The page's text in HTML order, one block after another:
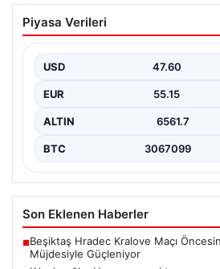
Kılıçdaroğlu: Hesap
vermekten çekinmeyiz
başlangıcını ilan eden Cumhuriyet
Genel…
Piyasa Verileri
USD 47.60
EUR 55.15
ALTIN 6561.7
BTC 3067099
Son Eklenen Haberler
■Beşiktaş Hradec Kralove Maçı
Müjdesiyle Güçleniyor